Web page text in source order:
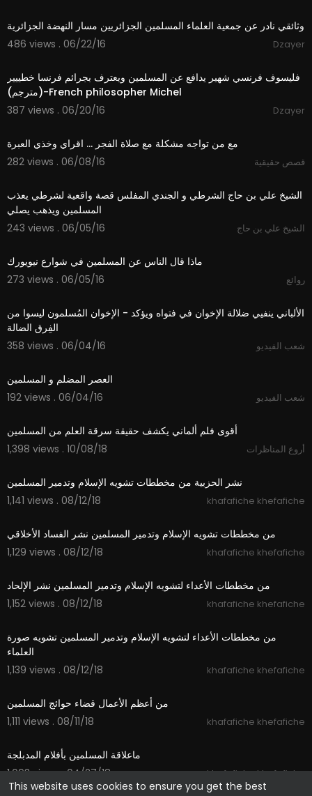
This website uses cookies to ensure you get the best
وثائقي نادر عن جمعية العلماء المسلمين الجزائريين مسار النهضة الجزائرية
486 views . 06/22/16
Dzayer
فليسوف فرنسي شهير يدافع عن المسلمين ويعترف بجرائم فرنسا خطييير
(مترجم)-French philosopher Michel
387 views . 06/20/16
Dzayer
مع من تواجه مشكلة مع صلاة الفجر ... اقراي وخذي العبرة
282 views . 06/08/16
قصص حقيقية
الشيخ علي بن حاج الشرطي و الجندي المفلس قصة واقعية لشرطي يعذب
المسلمين ويذهب يصلي
243 views . 06/05/16
الشيخ علي بن حاج
ماذا قال الناس عن المسلمين في شوارع نيويورك
273 views . 06/05/16
روائع
الألباني ينفيي ضلالة الإخوان في فتواه ويؤكد - الإخوان المُسلمون ليسوا من
الفِرق الضالة
358 views . 06/04/16
شعب الفيديو
العصر المضلم و المسلمين
192 views . 06/04/16
شعب الفيديو
أقوى فلم ألماني يكشف حقيقة سرقة العلم من المسلمين
1,398 views . 10/08/18
أروع المناظرات
نشر الحزبية من مخططات تشويه الإسلام وتدمير المسلمين
1,141 views . 08/12/18
khafafiche khefafiche
من مخططات تشويه الإسلام وتدمير المسلمين نشر الفساد الأخلاقي
1,129 views . 08/12/18
khafafiche khefafiche
من مخططات الأعداء لتشويه الإسلام وتدمير المسلمين نشر الإلحاد
1,152 views . 08/12/18
khafafiche khefafiche
من مخططات الأعداء لتشويه الإسلام وتدمير المسلمين تشويه صورة
العلماء
1,139 views . 08/12/18
khafafiche khefafiche
من أعظم الأعمال قضاء حوائج المسلمين
1,111 views . 08/11/18
khafafiche khefafiche
ماعلاقة المسلمين بأفلام المدبلجة
1,093 views . 04/27/18
khafafiche khefafiche